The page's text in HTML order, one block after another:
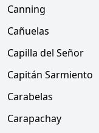
Canning
Cañuelas
Capilla del Señor
Capitán Sarmiento
Carabelas
Carapachay